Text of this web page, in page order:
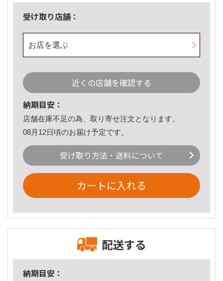
受け取り店舗：
お店を選ぶ
近くの店舗を確認する
納期目安：
店舗在庫不足の為、取り寄せ注文となります。
08月12日頃のお届け予定です。
受け取り方法・送料について
カートに入れる
配送する
納期目安：